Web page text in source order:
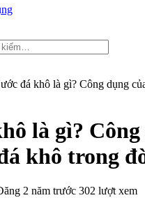
đá khô là gì? Công dụng
là gì?
khô trong
2 năm trước 302 lượt xem